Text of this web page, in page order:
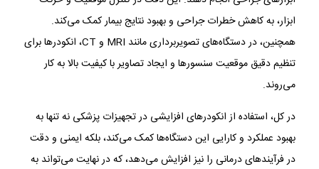
ابزار، به کاهش خطرات جراحی و بهبود نتایج بیمار کمک می‌کند.
همچنین، در دستگاه‌های تصویربرداری مانند MRI و CT، انکودرها برای
تنظیم دقیق موقعیت سنسورها و ایجاد تصاویر با کیفیت بالا به کار
می‌روند.
در کل، استفاده از انکودرهای افزایشی در تجهیزات پزشکی نه تنها به
بهبود عملکرد و کارایی این دستگاه‌ها کمک می‌کند، بلکه ایمنی و دقت
در فرآیندهای درمانی را نیز افزایش می‌دهد، که در نهایت می‌تواند به